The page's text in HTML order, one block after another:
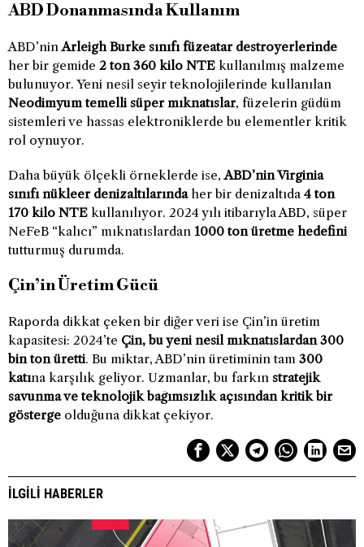
ABD Donanmasında Kullanım
ABD’ninArleigh Burke sınıfı füzeatar destroyerlerinde
her bir gemide 2 ton 360 kilo NTE kullanılmış malzeme
bulunuyor. Yeni nesil seyir teknolojilerinde kullanılan
Neodimyum temelli süper mıknatıslar, füzelerin güdüm
sistemleri ve hassas elektroniklerde bu elementler kritik
rol oynuyor.
Daha büyük ölçekli örneklerde ise,ABD’nin Virginia
sınıfı nükleer denizaltılarındaher bir denizaltıda 4 ton
170 kilo NTE kullanılıyor. 2024 yılı itibarıyla ABD, süper
NeFeB “kalıcı” mıknatıslardan 1000 ton üretme hedefini
tutturmuş durumda.
Çin’in Üretim Gücü
Raporda dikkat çeken bir diğer veri ise Çin’in üretim
kapasitesi: 2024’te Çin, bu yeni nesil mıknatıslardan 300
bin ton üretti. Bu miktar, ABD’nin üretiminin tam 300
katına karşılık geliyor. Uzmanlar, bu farkın stratejik
savunma ve teknolojik bağımsızlık açısından kritik bir
gösterge olduğuna dikkat çekiyor.
İLGILI HABERLER